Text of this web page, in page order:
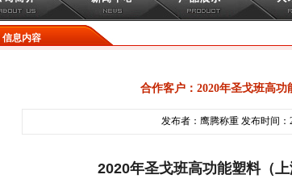
信息内容
合作客户：2020年圣戈班高
发布者：鹰腾称重 发布时间：
2020年圣戈班高功能塑料（上